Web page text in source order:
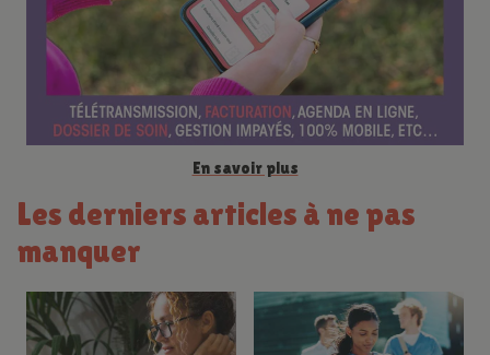
c
e
En savoir plus
Les derniers articles à ne pas
manquer